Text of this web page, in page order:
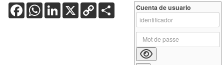
FacebookWhatsApp
LinkedIn
X Copy
Link
Cuenta de usuario